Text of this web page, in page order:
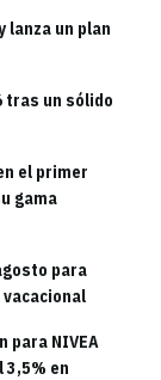
lanza un plan
tras un sólido
el primer
gama
para
para NIVEA
en